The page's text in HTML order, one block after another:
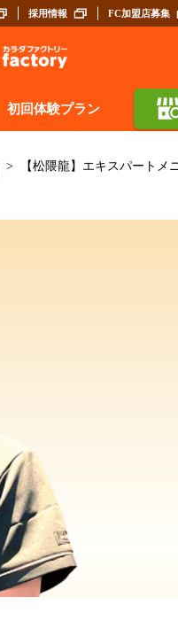
採用情報 FC加盟店募集
初回体験プラン
【松隈龍】エキスパートメ